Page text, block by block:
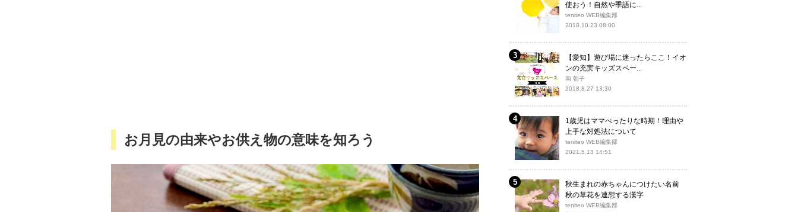
お月見の由来やお供え物の意味を知ろう
使おう！自然や季語に...
teniteo WEB編集部
2018.10.23 08:00
【愛知】遊び場に迷ったらここ！イオ
ンの充実キッズスペー...
南 朝子
2018.8.27 13:30
1歳児はママべったりな時期！理由や
上手な対処法について
teniteo WEB編集部
2021.5.13 14:51
秋生まれの赤ちゃんにつけたい名前
秋の草花を連想する漢字
teniteo WEB編集部